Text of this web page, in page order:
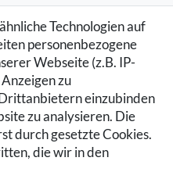
Technologien auf
personenbezogene
Webseite (z.B. IP-
zu
einzubinden
zu analysieren. Die
durch gesetzte Cookies.
die wir in den